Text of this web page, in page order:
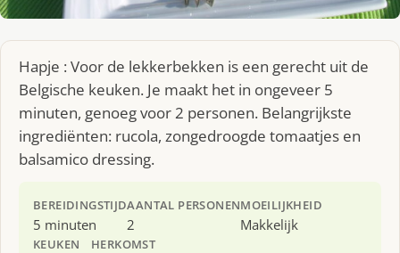
Hapje : Voor de lekkerbekken is een gerecht uit de
Belgische keuken. Je maakt het in ongeveer 5
minuten, genoeg voor 2 personen. Belangrijkste
ingrediënten: rucola, zongedroogde tomaatjes en
balsamico dressing.
BEREIDINGSTIJD
5 minuten
AANTAL PERSONEN
2
MOEILIJKHEID
Makkelijk
KEUKEN HERKOMST